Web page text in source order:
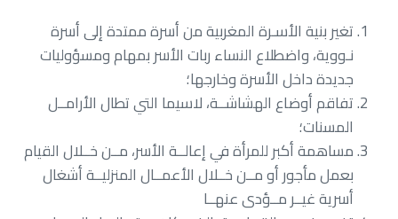
تغير بنية الأسـرة المغربية من أسرة ممتدة إلى أسرة
نـووية، واضطلاع النساء ربات الأسر بمهام ومسؤوليات
جديدة داخل الأسرة وخارجها؛
تفاقم أوضاع الهشاشــة، لاسيما التي تطال الأرامــل
المسنات؛
مساهمة أكبر للمرأة في إعالــة الأسر، مــن خــلال القيام
بعمل مأجور أو مــن خــلال الأعمــال المنزليــة أشغال
أسرية غيــر مــؤدى عنهــا